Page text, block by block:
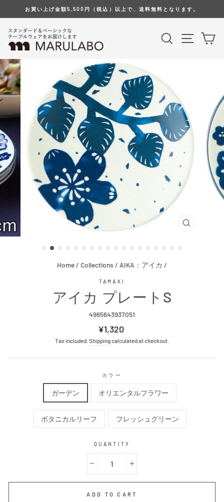
お買い上げ金額5,500円（税込）以上で、送料無料となります。
Search Site
CLOSE
Home / Collections / AIKA：アイカ /
TAMAKI
アイカ プレートS
4965643937051
Regular
price
¥1,320
Tax included. Shippingcalculated at checkout.
カラー
ガーデン オリエンタルフラワー
ボタニカルリーフ フレッシュグリーン
QUANTITY
ADD TO CART